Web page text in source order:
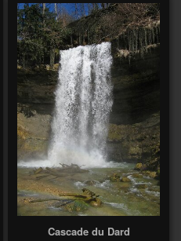
Cascade du Dard